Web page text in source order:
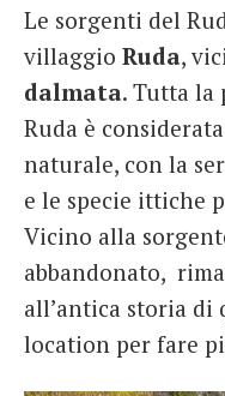
Le sorgenti del
villaggio Ruda,
dalmata. Tutta la
Ruda è
naturale, con la
e le specie ittiche
Vicino alla
abbandonato,
all’antica storia di
location per fare